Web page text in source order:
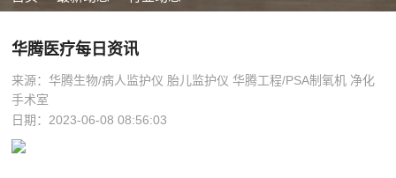
华腾医疗每日资讯
来源：华腾生物/病人监护仪 胎儿监护仪 华腾工程/PSA制氧机 净化
手术室
日期：2023-06-08 08:56:03